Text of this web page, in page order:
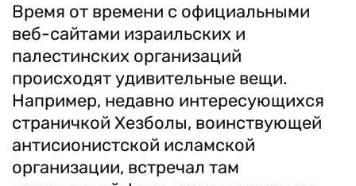
Время от времени с официальными
веб-сайтами израильских и
палестинских организаций
происходят удивительные вещи.
Например, недавно интересующихся
страничкой Хезболы, воинствующей
антисионистской исламской
организации, встречал там